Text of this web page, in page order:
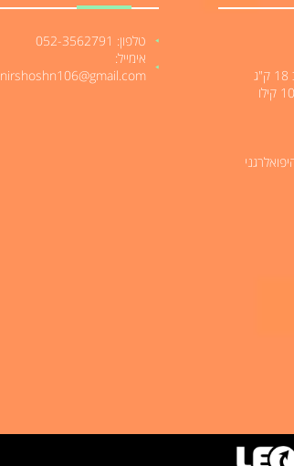
טלפון: 052-3562791
אימייל:
nirshoshn106@gmail.com